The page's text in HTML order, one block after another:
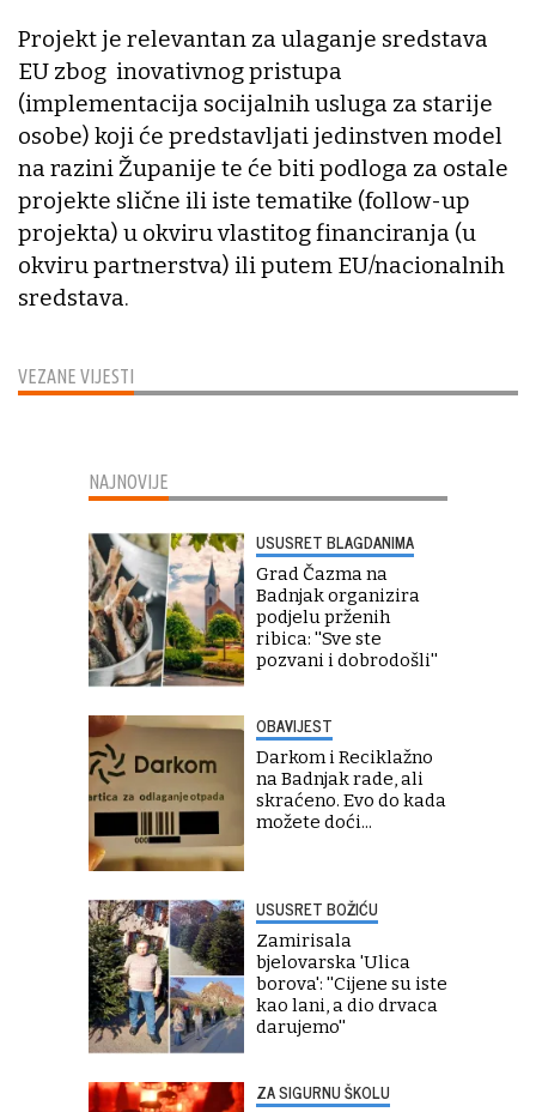
VEZANE VIJESTI
Projekt je relevantan za ulaganje sredstava
EU zbog inovativnog pristupa
(implementacija socijalnih usluga za starije
osobe) koji će predstavljati jedinstven model
na razini Županije te će biti podloga za ostale
projekte slične ili iste tematike (follow-up
projekta) u okviru vlastitog financiranja (u
okviru partnerstva) ili putem EU/nacionalnih
sredstava.
NAJNOVIJE
USUSRET BLAGDANIMA
Grad Čazma na
Badnjak organizira
podjelu prženih
ribica: ''Sve ste
pozvani i dobrodošli''
OBAVIJEST
Darkom i Reciklažno
na Badnjak rade, ali
skraćeno. Evo do kada
možete doći...
USUSRET BOŽIĆU
Zamirisala
bjelovarska 'Ulica
borova': ''Cijene su iste
kao lani, a dio drvaca
darujemo''
ZA SIGURNU ŠKOLU